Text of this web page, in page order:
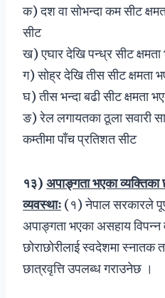
क) दश वा सोभन्दा कम सीट
सीट
ख) एघार देखि पन्ध्र सीट
ग) सोह्र देखि तीस सीट क्षमता
घ) तीस भन्दा बढी सीट क्षमता
ङ) रेल लगायतका ठूला सवारी
कम्तीमा पाँच प्रतिशत सीट
१३) अपाङ्गता भएका व्यक्तिका
व्यवस्थाः (१) नेपाल सरकारले
अपाङ्गता भएका असहाय विपन्न
छोराछोरीलाई स्वदेशमा स्नातक
छात्रवृत्ति उपलब्ध गराउनेछ ।